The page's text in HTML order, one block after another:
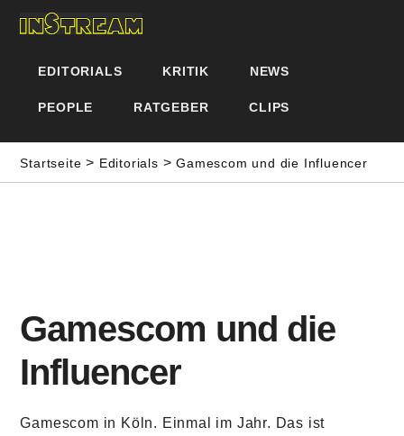
EDITORIALS KRITIK NEWS
PEOPLE RATGEBER CLIPS
Startseite > Editorials >Gamescom und die Influencer
Gamescom und die
Influencer
Gamescom in Köln. Einmal im Jahr. Das ist